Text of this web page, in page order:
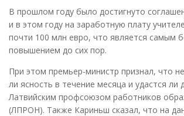
В прошлом году было достигнуто
и в этом году на заработную плату
почти 100 млн евро, что является самым
повышением до сих пор.
При этом премьер-министр признал, что
ли ясность в течение месяца и удастся ли
Латвийским профсоюзом работников
(ЛПРОН). Также Кариньш сказал, что на